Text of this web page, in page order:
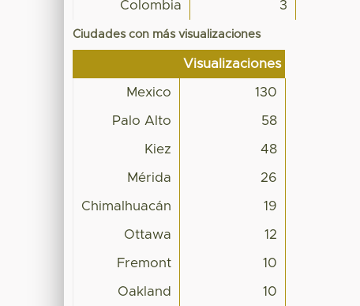
Colombia 3
Ciudades con más visualizaciones
Visualizaciones
Mexico 130
Palo Alto 58
Kiez 48
Mérida 26
Chimalhuacán 19
Ottawa 12
Fremont 10
Oakland 10